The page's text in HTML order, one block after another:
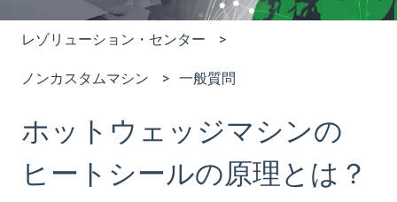
レゾリューション・センター
ノンカスタムマシン 一般質問
ホットウェッジマシンの
ヒートシールの原理とは？